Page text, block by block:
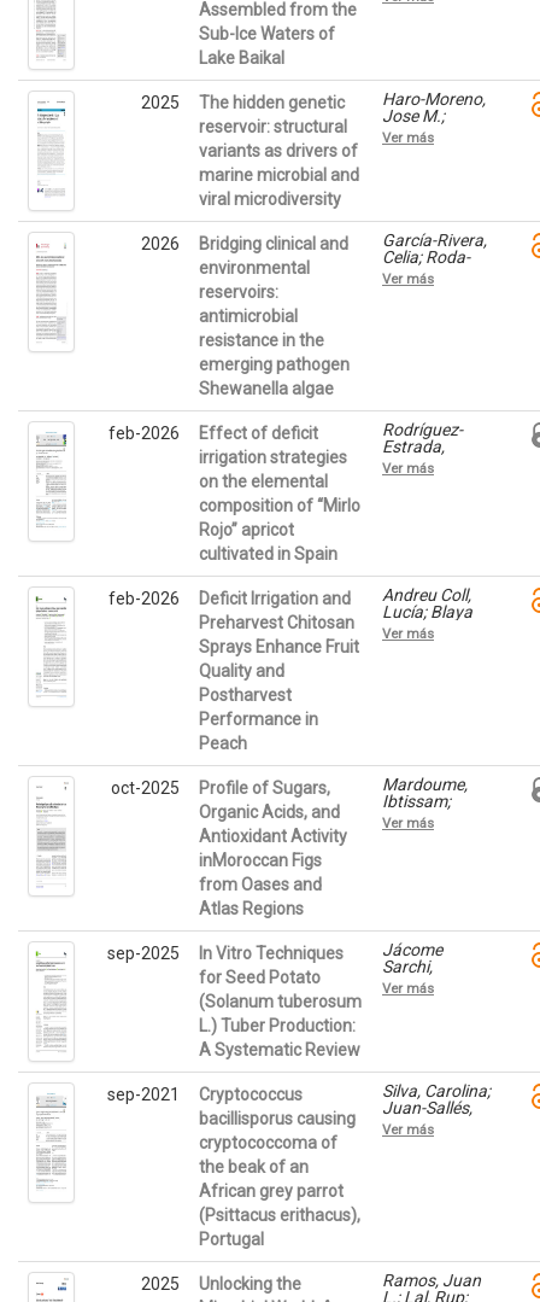
Assembled from the
Sub-Ice Waters of
Lake Baikal
Tamara I.;
Felipe H.;
Zakharenko,
Alexandra S.;
Blinov, Vadim
V.; Rodriguez-
2025
The hidden genetic
reservoir: structural
variants as drivers of
marine microbial and
viral microdiversity
Haro-Moreno,
Jose M.;
Roda-Garcia,
Juan J.;
López-Pérez,
Mario
Ver más
2026
Bridging clinical and
environmental
reservoirs:
antimicrobial
resistance in the
emerging pathogen
Shewanella algae
García-Rivera,
Celia; Roda-
García, Juan
J.; Rodríguez,
Moreno, Jose
M.; Martínez-
Murcia,
Antonio; Paz-
Ventero,
Ver más
feb-2026
Effect of deficit
irrigation strategies
on the elemental
composition of “Mirlo
Rojo” apricot
cultivated in Spain
Rodríguez-
Estrada,
Marcos;
Carbonell-
Francisca;
Signes-Pastor,
Antonio J.
Ver más
feb-2026
Deficit Irrigation and
Preharvest Chitosan
Sprays Enhance Fruit
Quality and
Postharvest
Performance in
Peach
Andreu Coll,
Lucía; Blaya
Ros, Pedro J;
García
Guevara,
Donaldo;
García García,
José; García
Brunton,
Galindo,
Alejandro
Ver más
oct-2025
Profile of Sugars,
Organic Acids, and
Antioxidant Activity
inMoroccan Figs
from Oases and
Atlas Regions
Mardoume,
Ibtissam;
Teruel Andreu,
Candela;
Hernández,
Francisca;
Haddioui,
Abdelmajid
Ver más
sep-2025
In Vitro Techniques
for Seed Potato
(Solanum tuberosum
L.) Tuber Production:
A Systematic Review
Jácome
Sarchi,
Guillermo
Alexander;
Tatiana;
Hernández,
Francisca;
Martínez,
Rafael Todos
Ver más
sep-2021
Cryptococcus
bacillisporus causing
cryptococcoma of
the beak of an
African grey parrot
(Psittacus erithacus),
Portugal
Silva, Carolina;
Juan-Sallés,
Carles;
Mendes,
Colom
Valiente,
María
Ver más
2025
Unlocking the
Ramos, Juan
L.; Lal, Rup;